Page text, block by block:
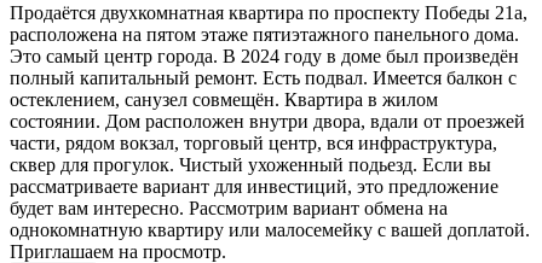
Продаётся двухкомнатная квартира по проспекту Победы 21а,
расположена на пятом этаже пятиэтажного панельного дома.
Это самый центр города. В 2024 году в доме был произведён
полный капитальный ремонт. Есть подвал. Имеется балкон с
остеклением, санузел совмещён. Квартира в жилом
состоянии. Дом расположен внутри двора, вдали от проезжей
части, рядом вокзал, торговый центр, вся инфраструктура,
сквер для прогулок. Чистый ухоженный подьезд. Если вы
рассматриваете вариант для инвестиций, это предложение
будет вам интересно. Рассмотрим вариант обмена на
однокомнатную квартиру или малосемейку с вашей доплатой.
Приглашаем на просмотр.